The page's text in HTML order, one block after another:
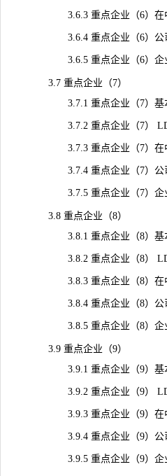
3.6.3 重点企业（6）在中国
3.6.4 重点企业（6）公司
3.6.5 重点企业（6）企
3.7 重点企业（7）
3.7.1 重点企业（7）基本
3.7.2 重点企业（7） LDS
3.7.3 重点企业（7）在中国
3.7.4 重点企业（7）公司
3.7.5 重点企业（7）企
3.8 重点企业（8）
3.8.1 重点企业（8）基本
3.8.2 重点企业（8） LDS
3.8.3 重点企业（8）在中国
3.8.4 重点企业（8）公司
3.8.5 重点企业（8）企
3.9 重点企业（9）
3.9.1 重点企业（9）基本
3.9.2 重点企业（9） LDS
3.9.3 重点企业（9）在中国
3.9.4 重点企业（9）公司
3.9.5 重点企业（9）企